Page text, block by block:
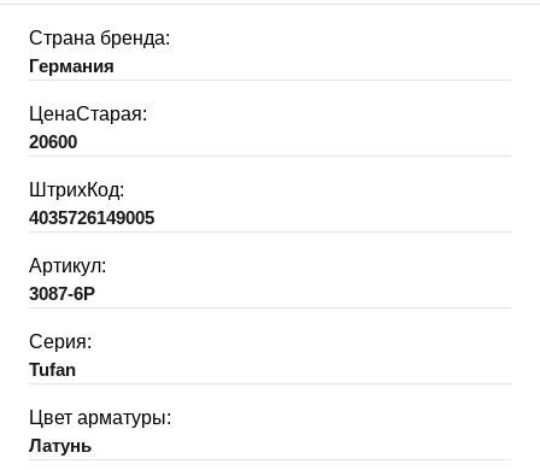
Страна бренда:
Германия
ЦенаСтарая:
20600
ШтрихКод:
4035726149005
Артикул:
3087-6P
Серия:
Tufan
Цвет арматуры:
Латунь